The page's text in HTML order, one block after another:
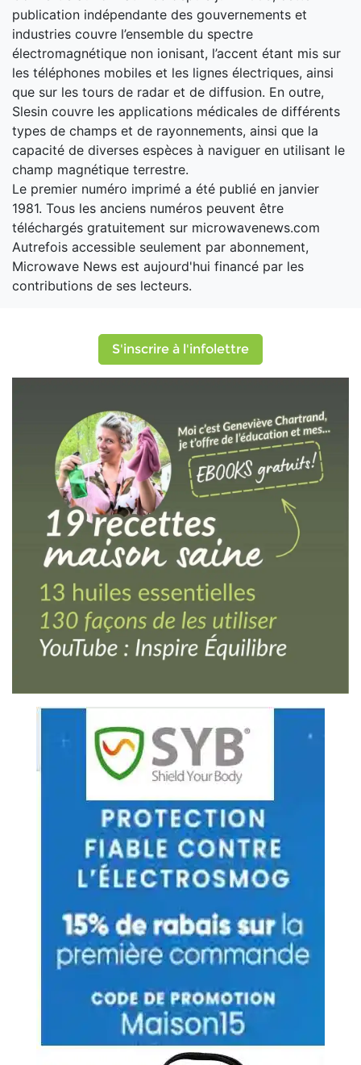
publication indépendante des gouvernements et
industries couvre l’ensemble du spectre
électromagnétique non ionisant, l’accent étant mis sur
les téléphones mobiles et les lignes électriques, ainsi
que sur les tours de radar et de diffusion. En outre,
Slesin couvre les applications médicales de différents
types de champs et de rayonnements, ainsi que la
capacité de diverses espèces à naviguer en utilisant le
champ magnétique terrestre.
Le premier numéro imprimé a été publié en janvier
1981. Tous les anciens numéros peuvent être
téléchargés gratuitement sur microwavenews.com
Autrefois accessible seulement par abonnement,
Microwave News est aujourd'hui financé par les
contributions de ses lecteurs.
S'inscrire à l'infolettre